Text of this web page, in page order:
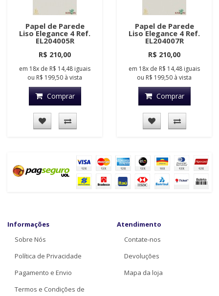
Papel de Parede
Liso Elegance 4 Ref.
EL204005R
R$ 210,00
em 18x de R$ 14,48 iguais
ou R$ 199,50 à vista
Comprar
Papel de Parede
Liso Elegance 4 Ref.
EL204007R
R$ 210,00
em 18x de R$ 14,48 iguais
ou R$ 199,50 à vista
Comprar
Informações
Sobre Nós
Política de Privacidade
Pagamento e Envio
Termos e Condições de
Atendimento
Contate-nos
Devoluções
Mapa da loja